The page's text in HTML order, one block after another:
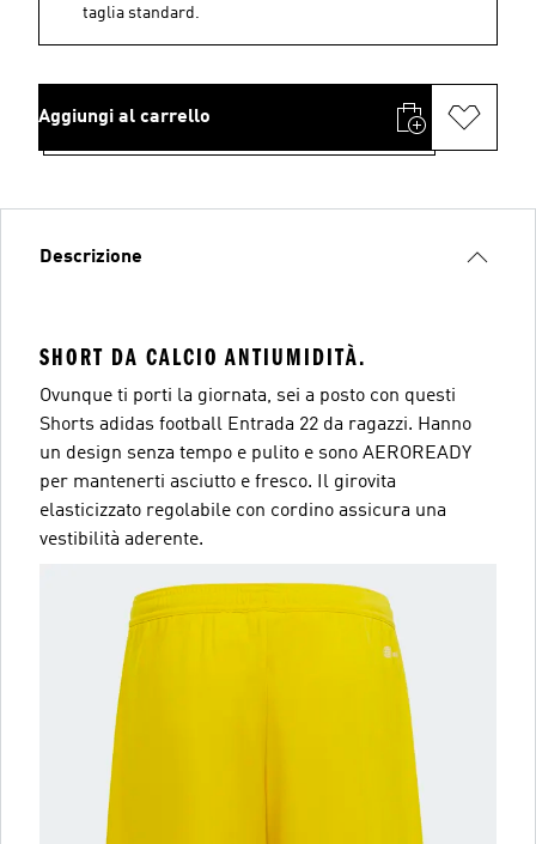
taglia standard.
Aggiungi al carrello
Descrizione
SHORT DA CALCIO ANTIUMIDITÀ.
Ovunque ti porti la giornata, sei a posto con questi
Shorts adidas football Entrada 22 da ragazzi. Hanno
un design senza tempo e pulito e sono AEROREADY
per mantenerti asciutto e fresco. Il girovita
elasticizzato regolabile con cordino assicura una
vestibilità aderente.